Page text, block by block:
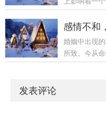
辟邪环节（
年农历年中
婚姻的顺遂
观察代表丈
类型，供大
盾典型日柱
感情不和
婚姻中出现
所致。今从
归因及其化
发表评论